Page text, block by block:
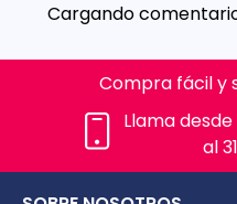
Cargando
Compra fácil y
Llama
al